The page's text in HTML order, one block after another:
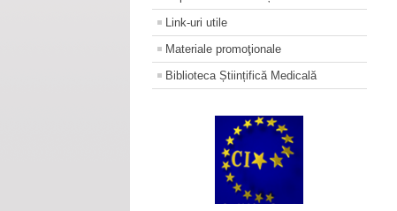
Link-uri utile
Materiale promoţionale
Biblioteca Științifică Medicală